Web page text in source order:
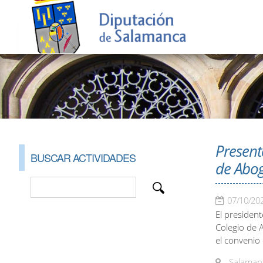
BUSCAR ACTIVIDADES
de
07/10/
El
Colegio de
el